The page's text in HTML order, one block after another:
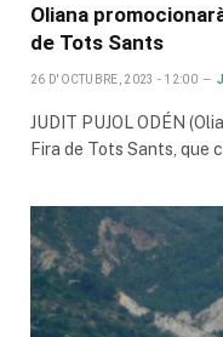
Oliana
de Tots Sants
26 D'OCTUBRE, 2023 - 12:00
JUDIT PUJOL ODÉN
Fira de Tots Sants, que